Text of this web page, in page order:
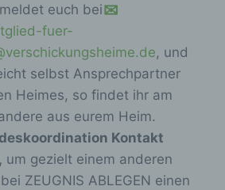
euch bei
fuer-
, und
selbst Ansprechpartner
Heimes, so findet ihr am
aus eurem Heim.
Kontakt
um gezielt einem anderen
ZEUGNIS ABLEGEN einen